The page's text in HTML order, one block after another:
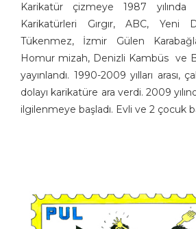
Aziz Yavuzdoğan
Bedri Koraman
Behiç Ak
Behiç Yalçın Ayrancıoğlu
Beytullah Heper
Birol Çün
Bülent Cevdet Karaköse
Bülent Oktay
Karikatür çizmeye 1987 yılında
Karikatürleri Gırgır, ABC, Yeni
Tükenmez, İzmir Gülen
Homur mizah, Denizli Kambüs ve
yayınlandı. 1990-2009 yılları arası,
dolayı karikatüre ara verdi. 2009
ilgilenmeye başladı. Evli ve 2 çocuk